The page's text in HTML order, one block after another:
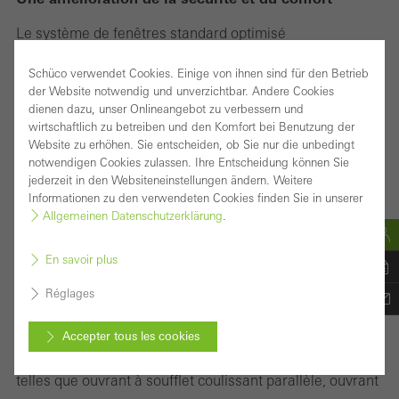
Le système de fenêtres standard optimisé
profondeur d’encastrement de 75 mm, fait partie de la
plateforme de systèmes Schüco AWS et constitue la
base d’une large gamme d’applications pour des
enveloppes de bâtiment à haute efficience énergétique.
Selon l’exigence architectonique, le système de fenêtre
en aluminium à haute isolation thermique peut être
avec les systèmes de porte Schüco.
Un avantage supplémentaire pour les architectes et les
planificateurs : le grand choix de variantes d’ouverture
telles que ouvrant à soufflet coulissant parallèle, ouvrant
Schüco verwendet Cookies. Einige von ihnen sind für den Betrieb
der Website notwendig und unverzichtbar. Andere Cookies
dienen dazu, unser Onlineangebot zu verbessern und
wirtschaftlich zu betreiben und den Komfort bei Benutzung der
Website zu erhöhen. Sie entscheiden, ob Sie nur die unbedingt
notwendigen Cookies zulassen. Ihre Entscheidung können Sie
jederzeit in den Websiteneinstellungen ändern. Weitere
Informationen zu den verwendeten Cookies finden Sie in unserer
Allgemeinen Datenschutzerklärung
En savoir plus
Réglages
Accepter tous les cookies
Annuler